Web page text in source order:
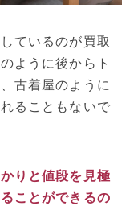
ているのが買取
ように後からト
古着屋のように
ることもないで
りと値段を見極
ことができるの